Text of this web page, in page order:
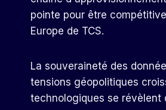
pointe pour être
Europe de TCS.
La souveraineté des
tensions géopolitiques
technologiques se révèlent